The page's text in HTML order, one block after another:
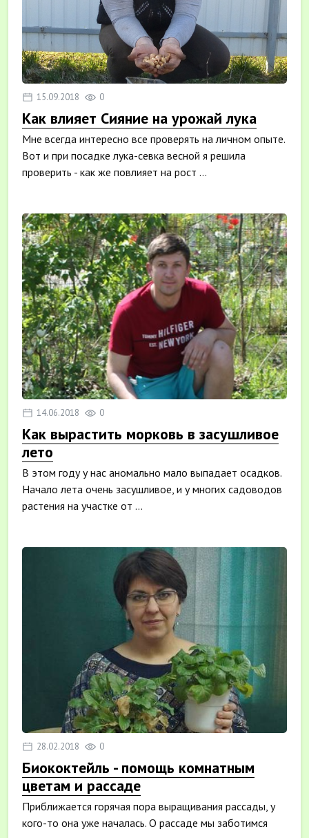
15.09.2018 0
Как влияет Сияние на урожай лука
Мне всегда интересно все проверять на личном опыте.
Вот и при посадке лука-севка весной я решила
проверить - как же повлияет на рост ...
14.06.2018 0
Как вырастить морковь в засушливое
лето
В этом году у нас аномально мало выпадает осадков.
Начало лета очень засушливое, и у многих садоводов
растения на участке от ...
28.02.2018 0
Биококтейль - помощь комнатным
цветам и рассаде
Приближается горячая пора выращивания рассады, у
кого-то она уже началась. О рассаде мы заботимся